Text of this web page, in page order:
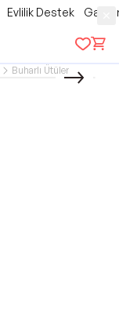
Evlilik Destek
Buharlı Ütüler